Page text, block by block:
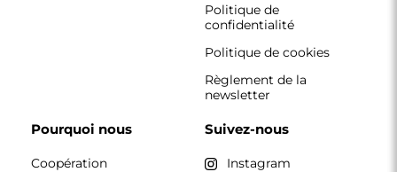
Politique de
confidentialité
Politique de cookies
Règlement de la
newsletter
Pourquoi nous
Coopération
Suivez-nous
Instagram